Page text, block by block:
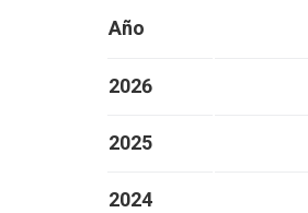
Año
2026
2025
2024